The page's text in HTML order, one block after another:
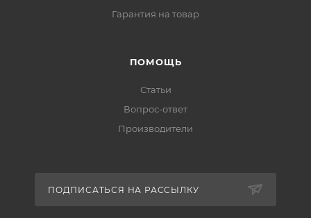
Гарантия на товар
ПОМОЩЬ
Статьи
Вопрос-ответ
Производители
ПОДПИСАТЬСЯ НА РАССЫЛКУ